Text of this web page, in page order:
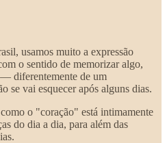
usamos muito a expressão
o sentido de memorizar algo,
diferentemente de um
se vai esquecer após alguns dias.
o "coração" está intimamente
do dia a dia, para além das